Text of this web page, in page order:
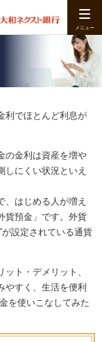
利でほとんど利息が
の金利は資産を増や
しにくい状況といえ
、はじめる人が増え
貨預金」です。外貨
が設定されている通貨
ト・デメリット、
やすく、生活を便利
を使いこなしてみた